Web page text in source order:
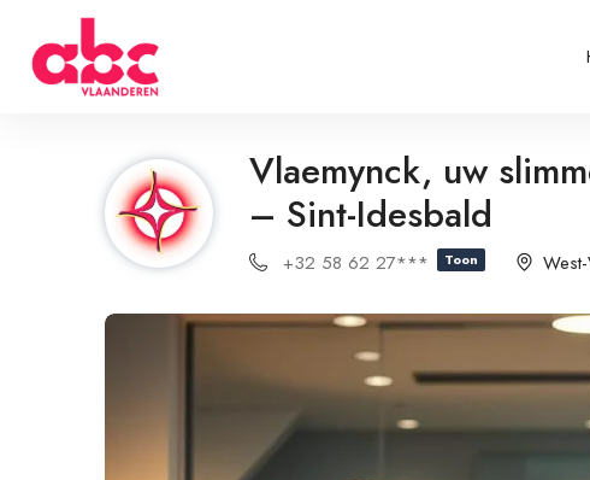
Vlaemynck, uw
– Sint-Idesbald
+32 58 62 27*** Toon